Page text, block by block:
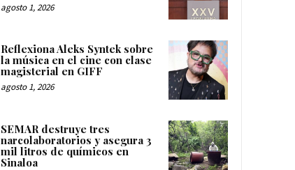
agosto 1, 2026
Reflexiona Aleks Syntek sobre
la música en el cine con clase
magisterial en GIFF
agosto 1, 2026
SEMAR destruye tres
narcolaboratorios y asegura 3
mil litros de químicos en
Sinaloa